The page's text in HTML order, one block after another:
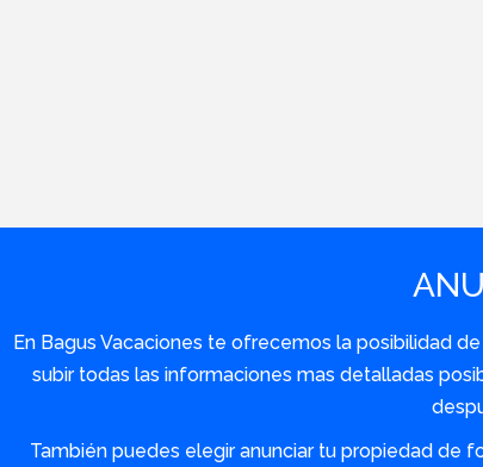
En Bagus Vacaciones te ofrecemos la posibilidad
subir todas las informaciones mas detalladas
También puedes elegir anunciar tu propiedad de